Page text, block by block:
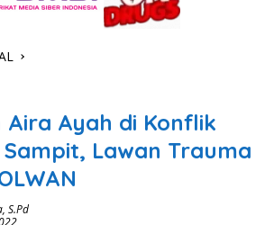
Aira Ayah di Konflik
Lawan Trauma
S.Pd